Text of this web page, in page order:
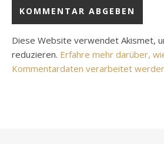
Diese Website verwendet Akismet,
reduzieren. Erfahre mehr darüber,
Kommentardaten verarbeitet